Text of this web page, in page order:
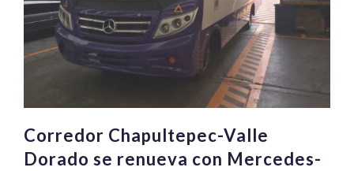
Corredor Chapultepec-Valle
Dorado se renueva con Mercedes-